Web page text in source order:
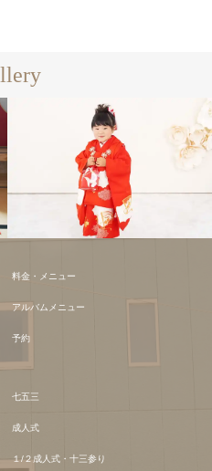
料金・メニュー
アルバムメニュー
予約
七五三
成人式
１/２成人式・十三参り